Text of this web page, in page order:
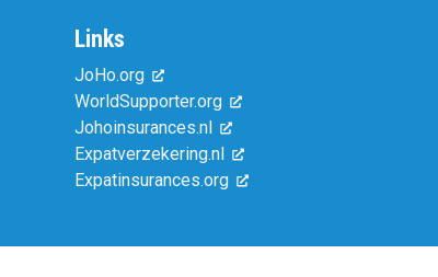
Links
JoHo.org
WorldSupporter.org
Johoinsurances.nl
Expatverzekering.nl
Expatinsurances.org